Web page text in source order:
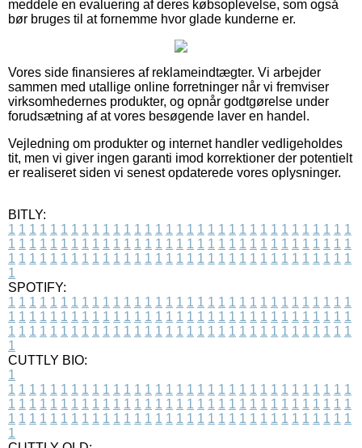
meddele en evaluering af deres købsoplevelse, som også
bør bruges til at fornemme hvor glade kunderne er.
Vores side finansieres af reklameindtægter. Vi arbejder
sammen med utallige online forretninger når vi fremviser
virksomhedernes produkter, og opnår godtgørelse under
forudsætning af at vores besøgende laver en handel.
Vejledning om produkter og internet handler vedligeholdes
tit, men vi giver ingen garanti imod korrektioner der potentielt
er realiseret siden vi senest opdaterede vores oplysninger.
BITLY:
1 1 1 1 1 1 1 1 1 1 1 1 1 1 1 1 1 1 1 1 1 1 1 1 1 1 1 1 1 1 1 1 1
1 1 1 1 1 1 1 1 1 1 1 1 1 1 1 1 1 1 1 1 1 1 1 1 1 1 1 1 1 1 1 1 1
1 1 1 1 1 1 1 1 1 1 1 1 1 1 1 1 1 1 1 1 1 1 1 1 1 1 1 1 1 1 1 1 1
1
SPOTIFY:
1 1 1 1 1 1 1 1 1 1 1 1 1 1 1 1 1 1 1 1 1 1 1 1 1 1 1 1 1 1 1 1 1
1 1 1 1 1 1 1 1 1 1 1 1 1 1 1 1 1 1 1 1 1 1 1 1 1 1 1 1 1 1 1 1 1
1 1 1 1 1 1 1 1 1 1 1 1 1 1 1 1 1 1 1 1 1 1 1 1 1 1 1 1 1 1 1 1 1
1
CUTTLY BIO:
1
1 1 1 1 1 1 1 1 1 1 1 1 1 1 1 1 1 1 1 1 1 1 1 1 1 1 1 1 1 1 1 1 1
1 1 1 1 1 1 1 1 1 1 1 1 1 1 1 1 1 1 1 1 1 1 1 1 1 1 1 1 1 1 1 1 1
1 1 1 1 1 1 1 1 1 1 1 1 1 1 1 1 1 1 1 1 1 1 1 1 1 1 1 1 1 1 1 1 1
1